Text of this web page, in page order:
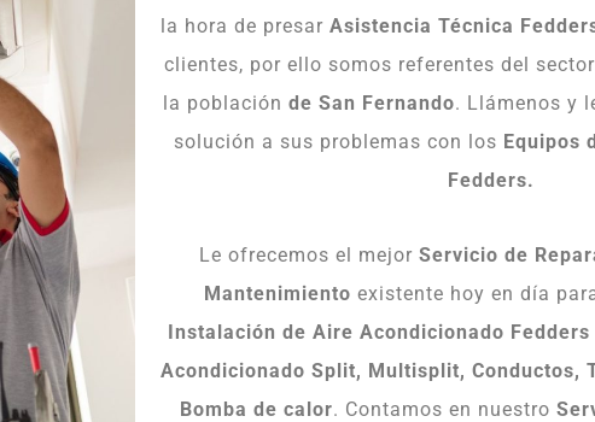
la hora de presar Asistencia Técnica
clientes, por ello somos referentes del
la población de San Fernando. Llámenos y
solución a sus problemas con los Equipos
Fedders.
Le ofrecemos el mejor Servicio de
Mantenimiento existente hoy en día
Instalación de Aire Acondicionado Fedders
Acondicionado Split, Multisplit, Conductos,
Bomba de calor. Contamos en nuestro